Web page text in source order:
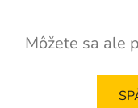
Môžete sa ale